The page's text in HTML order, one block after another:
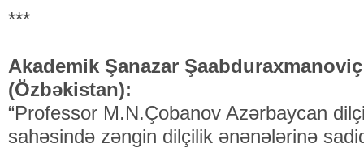
***
Akademik Şanazar
(Özbəkistan):
“Professor M.N.Çobanov Azərbaycan
sahəsində zəngin dilçilik ənənələrinə